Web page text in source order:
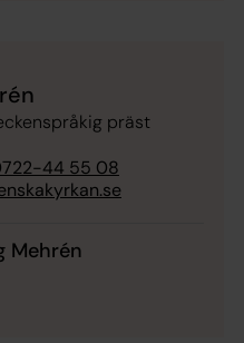
präst
44 55 08
Mehrén